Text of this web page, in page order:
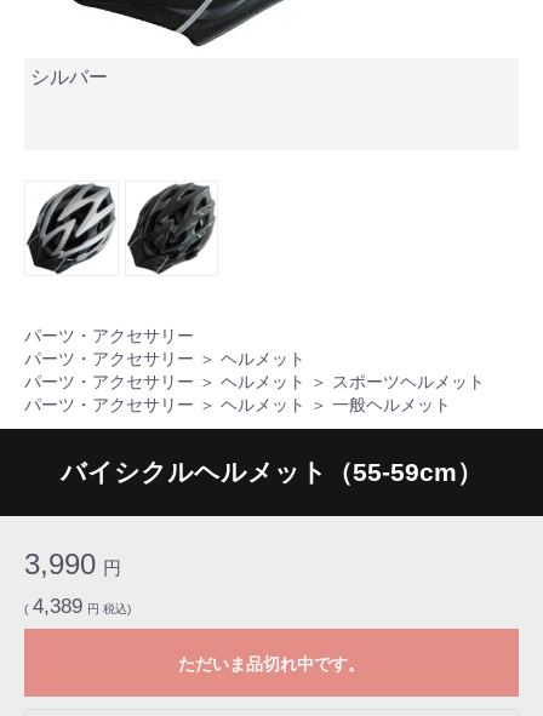
シルバー
パーツ・アクセサリー
パーツ・アクセサリー ＞ ヘルメット
パーツ・アクセサリー ＞ ヘルメット ＞ スポーツヘルメット
パーツ・アクセサリー ＞ ヘルメット ＞ 一般ヘルメット
バイシクルヘルメット（55-59cm）
3,990 円
( 4,389 円 税込)
ただいま品切れ中です。